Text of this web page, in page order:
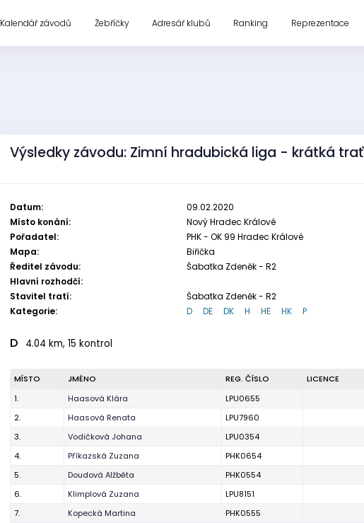
Kalendář závodů Žebříčky Adresář klubů Ranking Reprezentace
Výsledky závodu: Zimní hradubická liga - krátká trať
Datum:
09.02.2020
Místo konání:
Nový Hradec Králové
Pořadatel:
PHK - OK 99 Hradec Králové
Mapa:
Biřička
Ředitel závodu:
Šabatka Zdeněk - R2
Hlavní rozhodčí:
Stavitel tratí:
Šabatka Zdeněk - R2
Kategorie:
D DE DK H HE HK P
D 4.04 km, 15 kontrol
MÍSTO JMÉNO REG. ČÍSLO LICENCE
1.
Haasová Klára LPU0655
2.
Haasová Renata LPU7960
3.
Vodičková Johana LPU0354
4.
Příkazská Zuzana PHK0654
5.
Doudová Alžběta PHK0554
6.
Klimplová Zuzana LPU8151
7.
Kopecká Martina PHK0555